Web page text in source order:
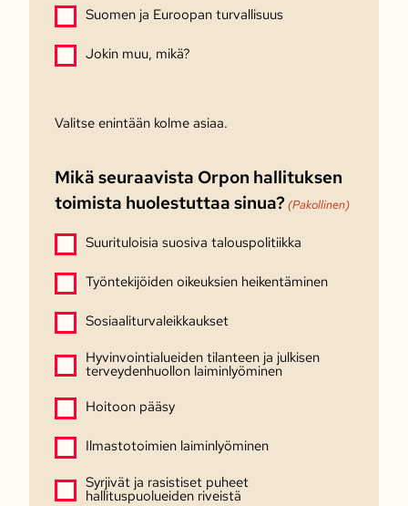
Suomen ja Euroopan turvallisuus
Jokin muu, mikä?
Valitse enintään kolme asiaa.
Mikä seuraavista Orpon hallituksen
toimista huolestuttaa sinua? (Pakollinen)
Suurituloisia suosiva talouspolitiikka
Työntekijöiden oikeuksien heikentäminen
Sosiaaliturvaleikkaukset
Hyvinvointialueiden tilanteen ja julkisen
terveydenhuollon laiminlyöminen
Hoitoon pääsy
Ilmastotoimien laiminlyöminen
Syrjivät ja rasistiset puheet
hallituspuolueiden riveistä